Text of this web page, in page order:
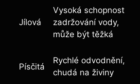
Jílová
Vysoká schopnost
zadržování vody,
může být těžká
Písčitá
Rychlé odvodnění,
chudá na živiny